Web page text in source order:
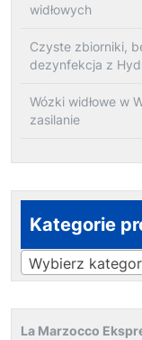
widłowych
Czyste zbiorniki,
dezynfekcja z
Wózki widłowe w
zasilanie
Kategorie
Wybierz
La Marzocco